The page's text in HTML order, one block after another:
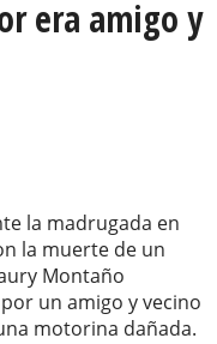
era amigo y
la madrugada en
la muerte de un
Montaño
un amigo y vecino
motorina dañada.